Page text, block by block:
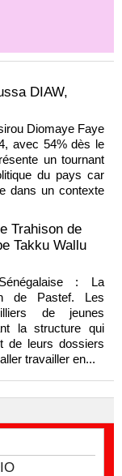
DIAW,
Diomaye Faye
avec 54% dès le
un tournant
du pays car
dans un contexte
Trahison de
Takku Wallu
: La
de Pastef. Les
de jeunes
la structure qui
de leurs dossiers
travailler en...